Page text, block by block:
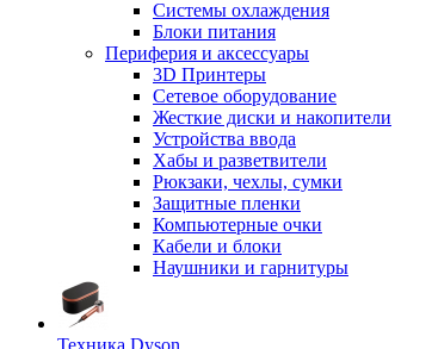
Системы охлаждения
Блоки питания
Периферия и аксессуары
3D Принтеры
Сетевое оборудование
Жесткие диски и накопители
Устройства ввода
Хабы и разветвители
Рюкзаки, чехлы, сумки
Защитные пленки
Компьютерные очки
Кабели и блоки
Наушники и гарнитуры
Техника Dyson